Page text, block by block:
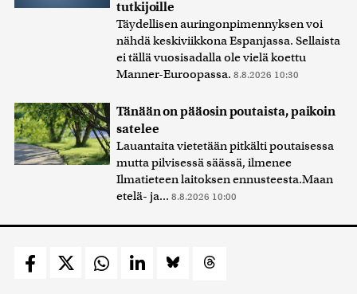
tutkijoille
Täydellisen auringonpimennyksen voi
nähdä keskiviikkona Espanjassa. Sellaista
ei tällä vuosisadalla ole vielä koettu
Manner-Euroopassa. 8.8.2026 10:30
Tänään on pääosin poutaista, paikoin
satelee
Lauantaita vietetään pitkälti poutaisessa
mutta pilvisessä säässä, ilmenee
Ilmatieteen laitoksen ennusteesta.Maan
etelä- ja... 8.8.2026 10:00